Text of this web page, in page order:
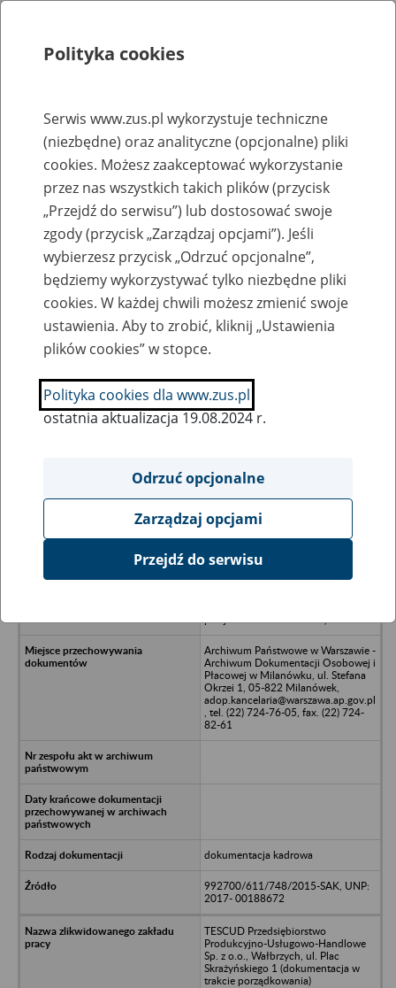
Rejestry, ewidencje i archiwa
Baza zlikwidowanych lub
przekształconych zakładów pracy
Nazwa zakładu pracy:
SZUKAJ
Ukryj wszystkie pozycje bazy
TECHWAR Sp. z o.o., 05-410
Archiwum Państwowe w Warszawie -
Archiwum Dokumentacji Osobowej i
Płacowej w Milanówku, ul. Stefana
Okrzei 1, 05-822 Milanówek,
adop.kancelaria@warszawa.ap.gov.pl
, tel. (22) 724-76-05, fax. (22) 724-
82-61
dokumentacja kadrowa
992700/611/748/2015-SAK, UNP:
2017- 00188672
TESCUD Przedsiębiorstwo
Produkcyjno-Usługowo-Handlowe
Sp. z o.o., Wałbrzych, ul. Plac
Skrażyńskiego 1 (dokumentacja w
trakcie porządkowania)
Polityka cookies
Serwis www.zus.pl wykorzystuje techniczne
(niezbędne) oraz analityczne (opcjonalne) pliki
cookies. Możesz zaakceptować wykorzystanie
przez nas wszystkich takich plików (przycisk
„Przejdź do serwisu”) lub dostosować swoje
zgody (przycisk „Zarządzaj opcjami”). Jeśli
wybierzesz przycisk „Odrzuć opcjonalne”,
będziemy wykorzystywać tylko niezbędne pliki
cookies. W każdej chwili możesz zmienić swoje
ustawienia. Aby to zrobić, kliknij „Ustawienia
plików cookies” w stopce.
Polityka cookies dla www.zus.pl
ostatnia aktualizacja 19.08.2024 r.
Odrzuć opcjonalne
Zarządzaj opcjami
Przejdź do serwisu